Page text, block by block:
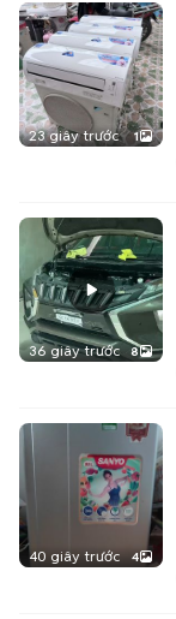
23 giây trước 1
36 giây trước 8
40 giây trước 4